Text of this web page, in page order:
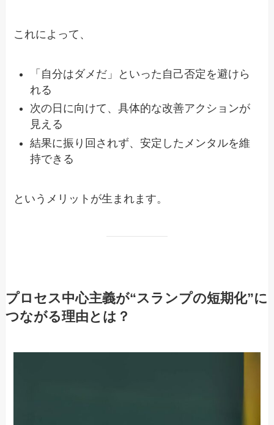
これによって、
「自分はダメだ」といった自己否定を避けら
れる
次の日に向けて、具体的な改善アクションが
見える
結果に振り回されず、安定したメンタルを維
持できる
というメリットが生まれます。
プロセス中心主義が“スランプの短期化”に
つながる理由とは？